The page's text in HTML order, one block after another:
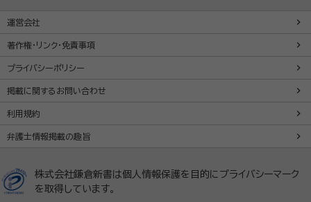
運営会社
著作権・リンク・免責事項
プライバシーポリシー
掲載に関するお問い合わせ
利用規約
弁護士情報掲載の趣旨
株式会社鎌倉新書は個人情報保護を目的にプライバシーマーク
を取得しています。